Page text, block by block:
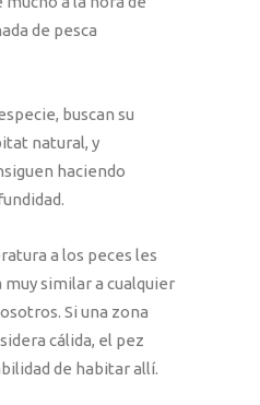
de pesca
buscan su
natural, y
haciendo
a los peces les
similar a cualquier
Si una zona
cálida, el pez
de habitar allí.